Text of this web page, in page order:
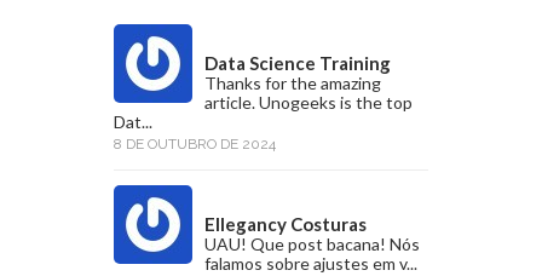
Data Science Training
Thanks for the amazing
article. Unogeeks is the top
Dat...
8 DE OUTUBRO DE 2024
Ellegancy Costuras
UAU! Que post bacana! Nós
falamos sobre ajustes em v...